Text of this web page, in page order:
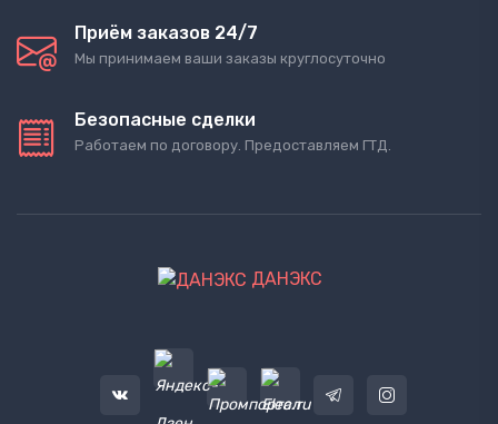
Приём заказов 24/7
Мы принимаем ваши заказы круглосуточно
Безопасные сделки
Работаем по договору. Предоставляем ГТД.
ДАНЭКС